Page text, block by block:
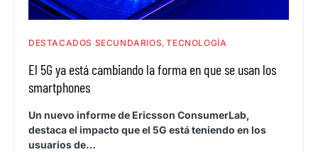
DESTACADOS SECUNDARIOS TECNOLOGÍA
El 5G ya está cambiando la forma en que se usan los
smartphones
Un nuevo informe de Ericsson ConsumerLab,
destaca el impacto que el 5G está teniendo en los
usuarios de…